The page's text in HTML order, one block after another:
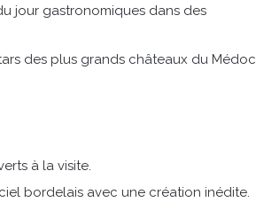
jour gastronomiques dans des
des plus grands châteaux du Médoc
à la visite.
bordelais avec une création inédite.